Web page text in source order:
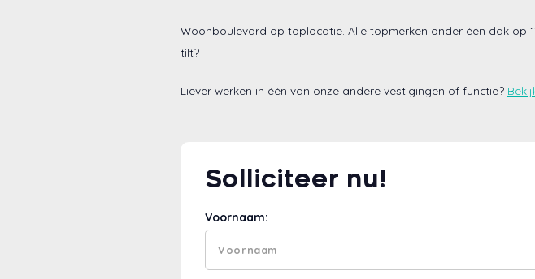
Woonboulevard op toplocatie. Alle topmerken onder één dak op
tilt?
Liever werken in één van onze andere vestigingen of functie?
Solliciteer nu!
Voornaam: